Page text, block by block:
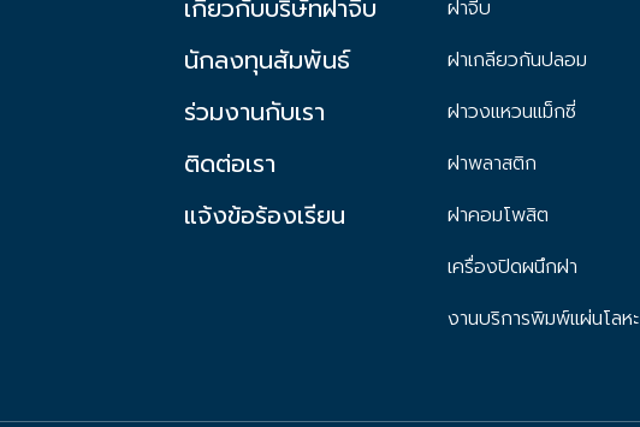
เกี่ยวกับบริษัทฝาจีบ
นักลงทุนสัมพันธ์
ร่วมงานกับเรา
ติดต่อเรา
แจ้งข้อร้องเรียน
ฝาจีบ
ฝาเกลียวกันปลอม
ฝาวงแหวนแม็กซี่
ฝาพลาสติก
ฝาคอมโพสิต
เครื่องปิดผนึกฝา
งานบริการพิมพ์แผ่นโลหะ